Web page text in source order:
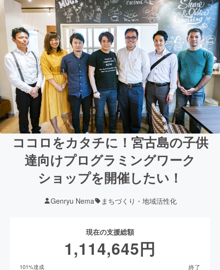
ココロをカタチに！宮古島の子供
達向けプログラミングワーク
ショップを開催したい！
Genryu Nema まちづくり・地域活性化
現在の支援総額
1,114,645円
101%達成 終了